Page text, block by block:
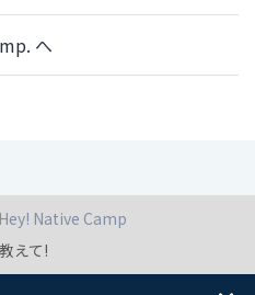
へ
Hey! Native Camp
えて!